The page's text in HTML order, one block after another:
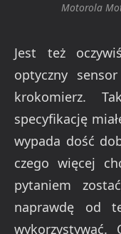
Motorola
Jest też
optyczny
krokomierz.
specyfikację
wypada dość
czego więcej
pytaniem
naprawdę od
wykorzystywać.